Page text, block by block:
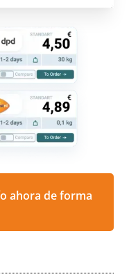
ahora de forma